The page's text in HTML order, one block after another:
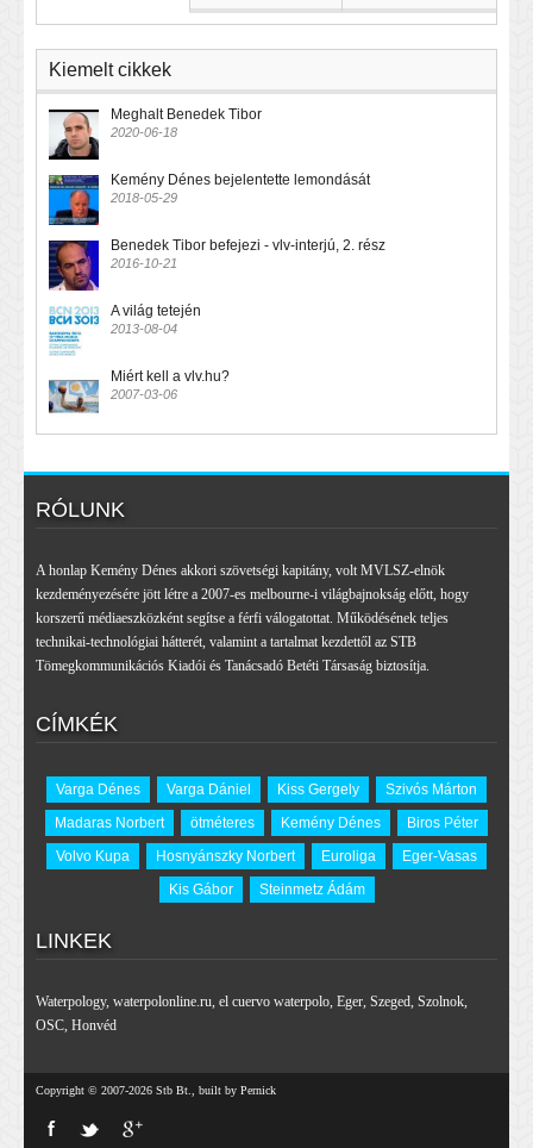
Kiemelt cikkek
Meghalt Benedek Tibor
2020-06-18
Kemény Dénes bejelentette lemondását
2018-05-29
Benedek Tibor befejezi - vlv-interjú, 2. rész
2016-10-21
A világ tetején
2013-08-04
Miért kell a vlv.hu?
2007-03-06
RÓLUNK
A honlap Kemény Dénes akkori szövetségi kapitány, volt MVLSZ-elnök
kezdeményezésére jött létre a 2007-es melbourne-i világbajnokság előtt, hogy
korszerű médiaeszközként segítse a férfi válogatottat. Működésének teljes
technikai-technológiai hátterét, valamint a tartalmat kezdettől az STB
Tömegkommunikációs Kiadói és Tanácsadó Betéti Társaság biztosítja.
CÍMKÉK
Varga Dénes Varga Dániel Kiss Gergely
Szivós Márton
Madaras Norbert
ötméteres Kemény Dénes
Biros Péter
Volvo Kupa
Hosnyánszky Norbert Euroliga
Eger-Vasas
Kis Gábor
Steinmetz Ádám
LINKEK
Waterpology, waterpolonline.ru, el cuervo waterpolo, Eger, Szeged, Szolnok,
OSC, Honvéd
Copyright © 2007-2026 Stb Bt., built by Pernick